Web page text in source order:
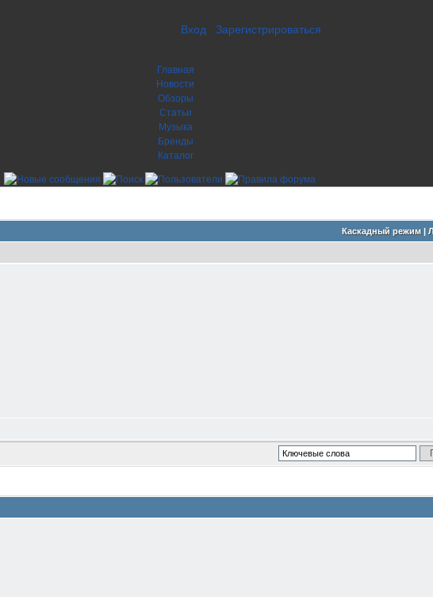
Вход Зарегистрироваться
Главная
Новости
Обзоры
Статьи
Музыка
Бренды
Каталог
Каскадный режим|